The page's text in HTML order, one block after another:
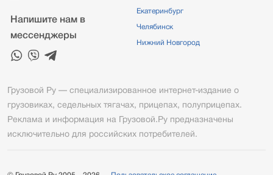
Напишите нам в
мессенджеры
Екатеринбург
Челябинск
Нижний Новгород
Грузовой Ру — специализированное интернет-издание о
грузовиках, седельных тягачах, прицепах, полуприцепах.
Реклама и информация на Грузовой.Ру предназначены
исключительно для российских потребителей.